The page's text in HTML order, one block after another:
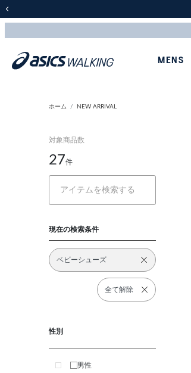
MENS
ホーム NEW ARRIVAL
対象商品数
27件
現在の検索条件
ベビーシューズ
全て解除
性別
男性